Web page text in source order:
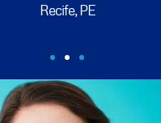
Recife, PE